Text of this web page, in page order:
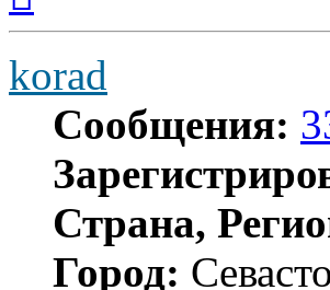
началу
korad
Сообщения:
Страна,
Город: